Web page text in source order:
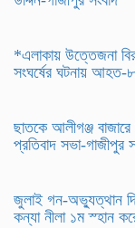
*এলাকায় উত্তেজনা
সংঘর্ষের ঘটনায় আহত-
ছাতকে আলীগঞ্জ বাজারে
প্রতিবাদ সভা-গাজীপুর
জুলাই গন-অভ্যুত্থান
কন্যা নীলা ১ম স্হান